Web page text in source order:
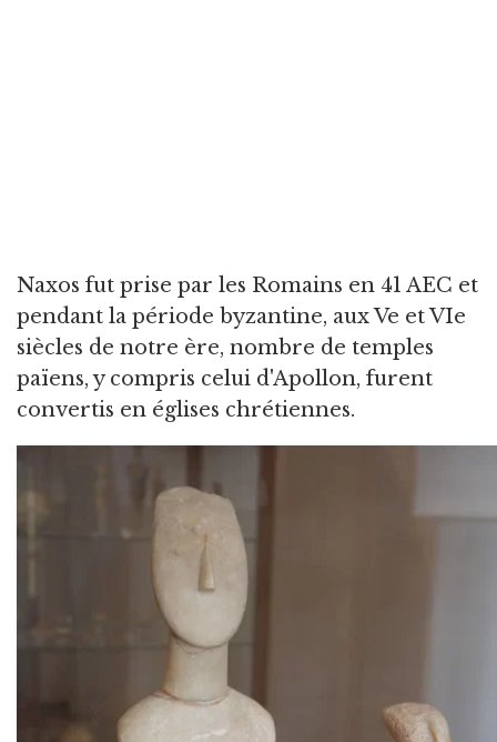
Naxos fut prise par les Romains en 41 AEC et
pendant la période byzantine, aux Ve et VIe
siècles de notre ère, nombre de temples
païens, y compris celui d'Apollon, furent
convertis en églises chrétiennes.